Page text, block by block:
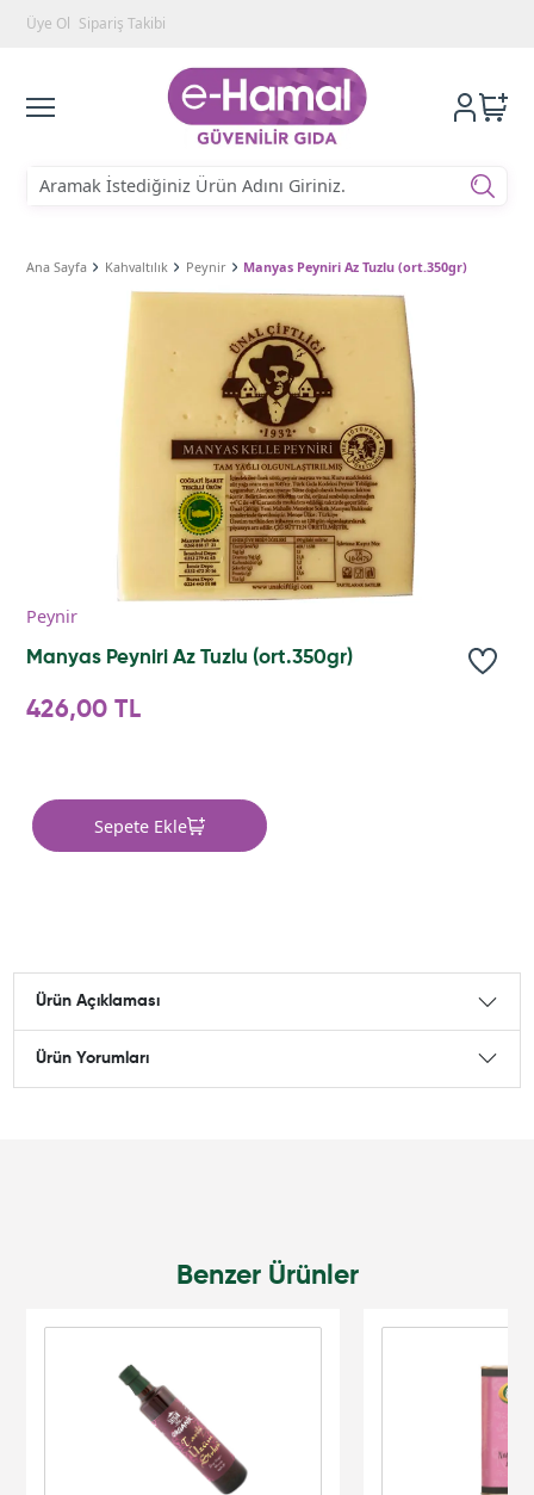
Üye Ol Sipariş Takibi
Ana Sayfa Kahvaltılık Peynir Manyas Peyniri Az Tuzlu (ort.350gr)
Peynir
Manyas Peyniri Az Tuzlu (ort.350gr)
426,00 TL
Sepete Ekle
Ürün Açıklaması
Ürün Yorumları
Benzer Ürünler